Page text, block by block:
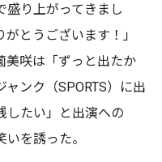
盛り上がってきまし
とうございます！」
美咲は「ずっと出たか
ンク（SPORTS）に出
したい」と出演への
を誘った。